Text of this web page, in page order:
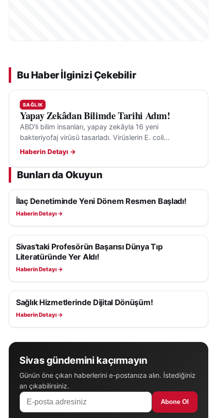
Bu Haber İlginizi Çekebilir
SAĞLIK
Yapay Zekâdan Bilimde Tarihi Adım!
ABD'li bilim insanları, yapay zekâyla 16 yeni
bakteriyofaj virüsü tasarladı. Virüslerin E. coli
bakterilerini hedef aldığı ve insanlara tehdit
Haberin Detayı →
Bunları da Okuyun
SAĞLIK
İlaç Denetiminde Yeni Dönem Resmen Başladı!
Haberin Detayı →
SAĞLIK
Sivas'taki Profesörün Başarısı Dünya Tıp
Literatüründe Yer Aldı!
Haberin Detayı →
SAĞLIK
Sağlık Hizmetlerinde Dijital Dönüşüm!
Haberin Detayı →
Sivas gündemini kaçırmayın
Günün öne çıkan haberlerini e-postanıza alın. İstediğiniz
an çıkabilirsiniz.
Abone Ol